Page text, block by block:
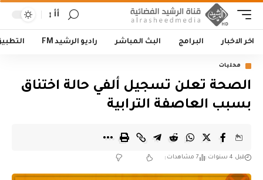
أأ
اخر الاخبار البرامج البث المباشر راديو الرشيد FM
محليات
‏الصحة تعلن تسجيل ألفي حالة اختناق
بسبب العاصفة الترابية
قبل 4 سنوات 7 مشاهدات